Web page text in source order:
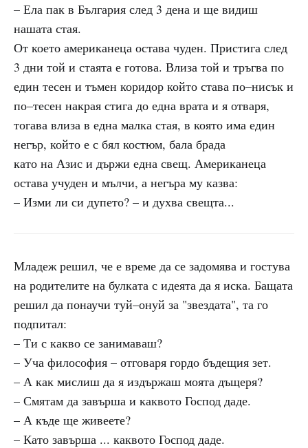
– Ела пак в България след 3 дена и ще видиш
нашата стая.
От което американеца остава чуден. Пристига след
3 дни той и стаята е готова. Влиза той и тръгва по
един тесен и тъмен коридор който става по–нисък и
по–тесен накрая стига до една врата и я отваря,
тогава влиза в една малка стая, в която има един
негър, който е с бял костюм, бала брада
като на Азис и държи една свещ. Американеца
остава учуден и мълчи, а негъра му казва:
– Изми ли си дупето? – и духва свещта...
Младеж решил, че е време да се задомява и гостува
на родителите на булката с идеята да я иска. Бащата
решил да понаучи туй–онуй за "звездата", та го
подпитал:
– Ти с какво се занимаваш?
– Уча философия – отговаря гордо бъдещия зет.
– А как мислиш да я издържаш моята дъщеря?
– Смятам да завърша и каквото Господ даде.
– А къде ще живеете?
– Като завърша ... каквото Господ даде.